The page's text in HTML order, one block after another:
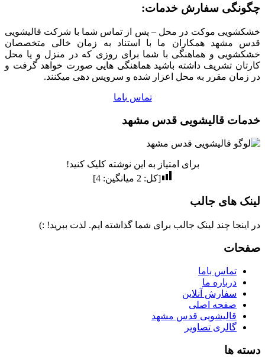
چگونگی سفارش خدمات:
خشکشویی موکت در محل – پس از تماس شما با شرکت قالیشویی
قدس مشهد همکاران ما با استناد به زمان خالی متخصصان
خشکشویی و هماهنگی با شما برای روزی که در منزل و یا محل
کارتان تشریف داشته باشید هماهنگی هایی صورت خواهد گرفت و
در زمان مقرر به محل اعزار شده و سرویس دهی میکنند.
تماس باما
خدمات قالیشویی قدس مشهد
برای امتیاز به این نوشته کلیک کنید!
[کل: 2 میانگین:4
]
لینک های جالب
در اینجا چند لینک جالب برای شما گذاشته ایم. لذت ببرید! :)
صفحات
تماس باما
درباره ما
سفارش آنلاین
صفحه اصلی
قالیشویی قدس مشهد
گالری تصاویر
دسته ها